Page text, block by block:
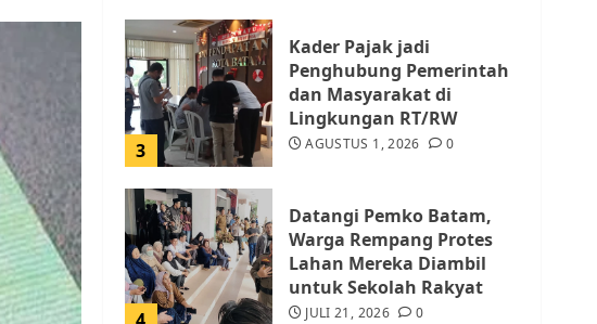
3
Kader Pajak jadi
Penghubung Pemerintah
dan Masyarakat di
Lingkungan RT/RW
AGUSTUS 1, 2026 0
Datangi Pemko Batam,
Warga Rempang Protes
Lahan Mereka Diambil
untuk Sekolah Rakyat
JULI 21, 2026 0